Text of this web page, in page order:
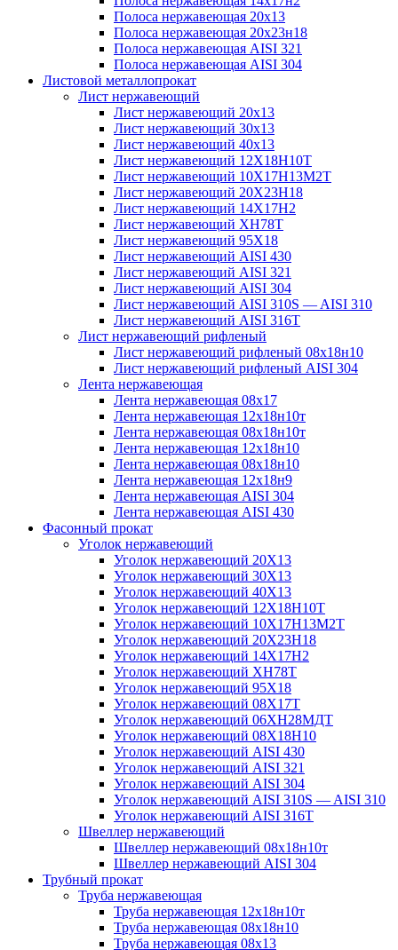
Полоса нержавеющая 20х13
Полоса нержавеющая 20х23н18
Полоса нержавеющая AISI 321
Полоса нержавеющая AISI 304
Листовой металлопрокат
Лист нержавеющий
Лист нержавеющий 20х13
Лист нержавеющий 30х13
Лист нержавеющий 40х13
Лист нержавеющий 12Х18Н10Т
Лист нержавеющий 10Х17Н13М2T
Лист нержавеющий 20Х23Н18
Лист нержавеющий 14Х17Н2
Лист нержавеющий ХН78Т
Лист нержавеющий 95Х18
Лист нержавеющий AISI 430
Лист нержавеющий AISI 321
Лист нержавеющий AISI 304
Лист нержавеющий AISI 310S — AISI 310
Лист нержавеющий AISI 316T
Лист нержавеющий рифленый
Лист нержавеющий рифленый 08х18н10
Лист нержавеющий рифленый AISI 304
Лента нержавеющая
Лента нержавеющая 08х17
Лента нержавеющая 12х18н10т
Лента нержавеющая 08х18н10т
Лента нержавеющая 12х18н10
Лента нержавеющая 08х18н10
Лента нержавеющая 12х18н9
Лента нержавеющая AISI 304
Лента нержавеющая AISI 430
Фасонный прокат
Уголок нержавеющий
Уголок нержавеющий 20Х13
Уголок нержавеющий 30Х13
Уголок нержавеющий 40Х13
Уголок нержавеющий 12Х18Н10Т
Уголок нержавеющий 10Х17Н13М2T
Уголок нержавеющий 20Х23Н18
Уголок нержавеющий 14Х17Н2
Уголок нержавеющий ХН78Т
Уголок нержавеющий 95Х18
Уголок нержавеющий 08Х17Т
Уголок нержавеющий 06ХН28МДТ
Уголок нержавеющий 08Х18Н10
Уголок нержавеющий AISI 430
Уголок нержавеющий AISI 321
Уголок нержавеющий AISI 304
Уголок нержавеющий AISI 310S — AISI 310
Уголок нержавеющий AISI 316T
Швеллер нержавеющий
Швеллер нержавеющий 08х18н10т
Швеллер нержавеющий AISI 304
Трубный прокат
Труба нержавеющая
Труба нержавеющая 12х18н10т
Труба нержавеющая 08х18н10
Труба нержавеющая 08х13